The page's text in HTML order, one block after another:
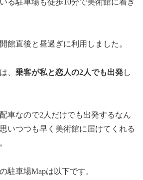
館直後と昼過ぎに利用しました。
、 乗客が私と恋人の2人でも出発し
車なので2人だけでも出発するなん
いつつも早く美術館に届けてくれる
駐車場Mapは以下です。